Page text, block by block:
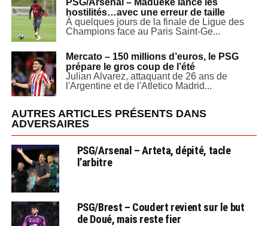
PSG/Arsenal – Madueke lance les
hostilités…avec une erreur de taille
À quelques jours de la finale de Ligue des
Champions face au Paris Saint-Ge...
Mercato – 150 millions d’euros, le PSG
prépare le gros coup de l’été
Julian Alvarez, attaquant de 26 ans de
l'Argentine et de l'Atletico Madrid...
AUTRES ARTICLES PRÉSENTS DANS
ADVERSAIRES
PSG/Arsenal – Arteta, dépité, tacle
l’arbitre
PSG/Brest – Coudert revient sur le but
de Doué, mais reste fier